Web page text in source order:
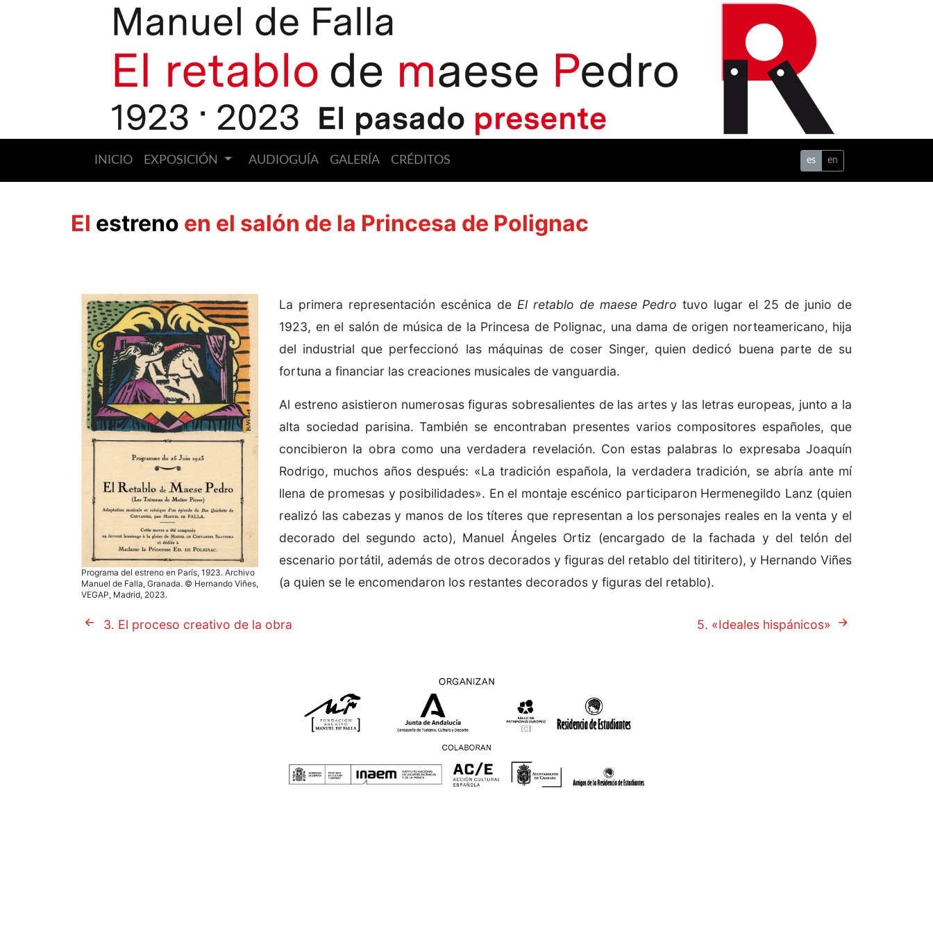
INICIO EXPOSICIÓN AUDIOGUÍA GALERÍA CRÉDITOS es en
El estreno en el salón de la Princesa de Polignac
Programa del estreno en París, 1923. Archivo
Manuel de Falla, Granada. © Hernando Viñes,
VEGAP, Madrid, 2023.
La primera representación escénica de El retablo de maese Pedro tuvo lugar el 25 de junio de
1923, en el salón de música de la Princesa de Polignac, una dama de origen norteamericano, hija
del industrial que perfeccionó las máquinas de coser Singer, quien dedicó buena parte de su
fortuna a financiar las creaciones musicales de vanguardia.
Al estreno asistieron numerosas figuras sobresalientes de las artes y las letras europeas, junto a la
alta sociedad parisina. También se encontraban presentes varios compositores españoles, que
concibieron la obra como una verdadera revelación. Con estas palabras lo expresaba Joaquín
Rodrigo, muchos años después: «La tradición española, la verdadera tradición, se abría ante mí
llena de promesas y posibilidades». En el montaje escénico participaron Hermenegildo Lanz (quien
realizó las cabezas y manos de los títeres que representan a los personajes reales en la venta y el
decorado del segundo acto), Manuel Ángeles Ortiz (encargado de la fachada y del telón del
escenario portátil, además de otros decorados y figuras del retablo del titiritero), y Hernando Viñes
(a quien se le encomendaron los restantes decorados y figuras del retablo).
5. «Ideales hispánicos»
3. El proceso creativo de la obra